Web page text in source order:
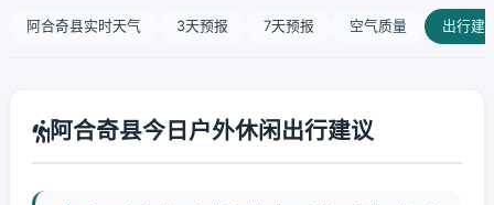
阿合奇县实时天气 3天预报 7天预报 空气质量 出行建
阿合奇县今日户外休闲出行建议